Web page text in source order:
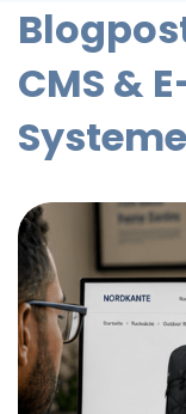
CMS &
Systeme